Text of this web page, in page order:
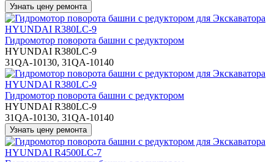
Гидромотор поворота башни с редуктором
HYUNDAI R380LC-9
31QA-10130, 31QA-10140
Гидромотор поворота башни с редуктором
HYUNDAI R380LC-9
31QA-10130, 31QA-10140